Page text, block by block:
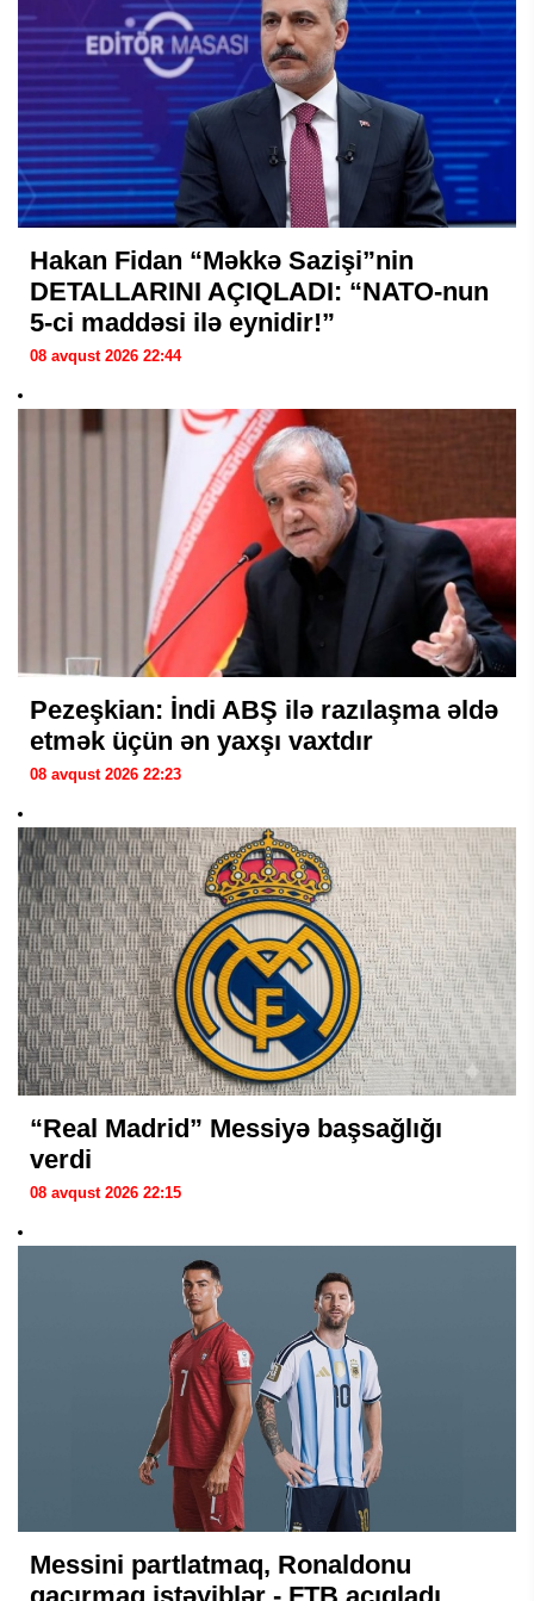
Hakan Fidan “Məkkə Sazişi”nin
DETALLARINI AÇIQLADI: “NATO-nun
5-ci maddəsi ilə eynidir!”
08 avqust 2026 22:44
Pezeşkian: İndi ABŞ ilə razılaşma əldə
etmək üçün ən yaxşı vaxtdır
08 avqust 2026 22:23
“Real Madrid” Messiyə başsağlığı
verdi
08 avqust 2026 22:15
Messini partlatmaq, Ronaldonu